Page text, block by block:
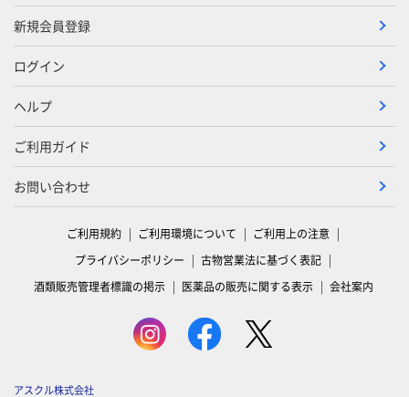
新規会員登録
ログイン
ヘルプ
ご利用ガイド
お問い合わせ
ご利用規約 ご利用環境について
ご利用上の注意
プライバシーポリシー
古物営業法に基づく表記
酒類販売管理者標識の掲示
医薬品の販売に関する表示 会社案内
アスクル株式会社